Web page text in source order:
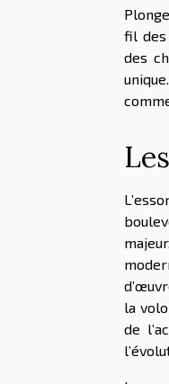
fil des
des
la
de